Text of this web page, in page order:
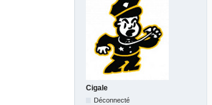
Cigale
Déconnecté